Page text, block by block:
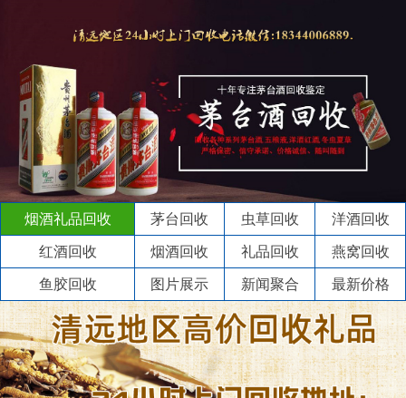
烟酒礼品回收 茅台回收 虫草回收 洋酒回收
红酒回收 烟酒回收 礼品回收 燕窝回收
鱼胶回收 图片展示 新闻聚合 最新价格